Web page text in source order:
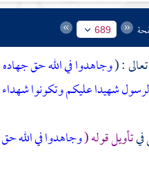
689
: (وجاهدوا في الله حق
شهيدا عليكم وتكونوا
تأويل قوله (وجاهدوا في الله